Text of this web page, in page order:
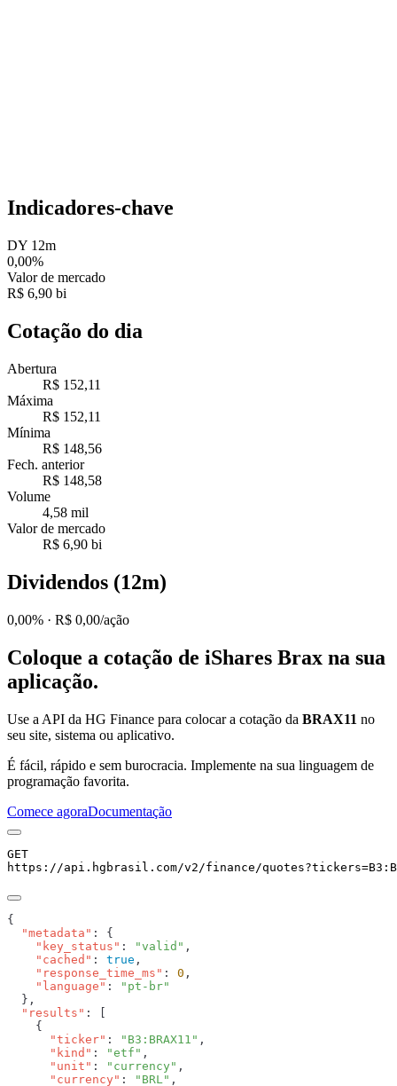
Indicadores-chave
DY 12m
0,00%
Valor de mercado
R$ 6,90 bi
Cotação do dia
Abertura
R$ 152,11
Máxima
R$ 152,11
Mínima
R$ 148,56
Fech. anterior
R$ 148,58
Volume
4,58 mil
Valor de mercado
R$ 6,90 bi
Dividendos (12m)
0,00% · R$ 0,00/ação
Coloque a cotação de iShares Brax na sua
aplicação.
Use a API da HG Finance para colocar a cotação da BRAX11 no
seu site, sistema ou aplicativo.
É fácil, rápido e sem burocracia. Implemente na sua linguagem de
programação favorita.
Comece agoraDocumentação
GET
https://api.hgbrasil.com/v2/finance/quotes?tickers=
  "metadata"
    "key_status"
: "valid"
    "cached"
: true
    "response_time_ms"
: 0
    "language"
:
  "results"
      "ticker"
: "B3:BRAX11"
      "kind"
: "etf"
      "unit"
: "currency"
      "currency"
: "BRL"